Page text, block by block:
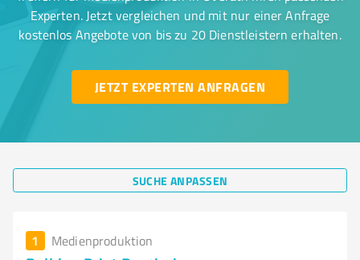
Experten. Jetzt vergleichen und mit nur einer Anfrage
kostenlos Angebote von bis zu 20 Dienstleistern erhalten.
JETZT EXPERTEN ANFRAGEN
SUCHE ANPASSEN
1 Medienproduktion